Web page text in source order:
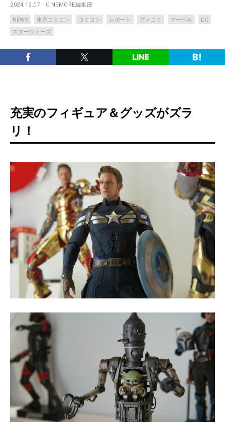
2024.12.07 CINEMORE編集部
NEWS 東京コミコン コミコン レポート アメコミ マーベル
DC
スターウォーズ
充実のフィギュア＆グッズがズラ
リ！